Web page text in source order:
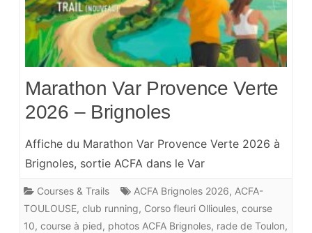
Marathon Var Provence Verte
2026 – Brignoles
Affiche du Marathon Var Provence Verte 2026 à
Brignoles, sortie ACFA dans le Var
Courses & Trails ACFA Brignoles 2026, ACFA-
TOULOUSE, club running, Corso fleuri Ollioules, course
10, course à pied, photos ACFA Brignoles, rade de Toulon,